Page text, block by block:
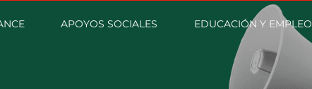
APOYOS SOCIALES EDUCACIÓN Y EMPLEO